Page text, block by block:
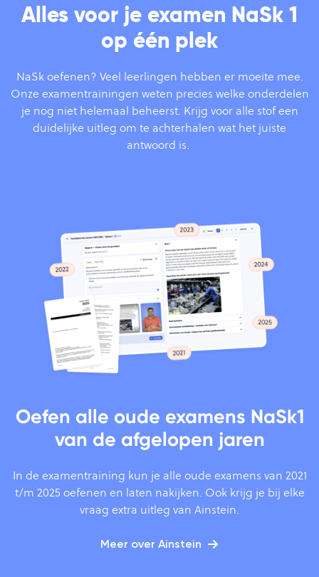
Alles voor je examen NaSk 1
op één plek
NaSk oefenen? Veel leerlingen hebben er moeite mee.
Onze examentrainingen weten precies welke onderdelen
je nog niet helemaal beheerst. Krijg voor alle stof een
duidelijke uitleg om te achterhalen wat het juiste
antwoord is.
Oefen alle oude examens NaSk1
van de afgelopen jaren
In de examentraining kun je alle oude examens van 2021
t/m 2025 oefenen en laten nakijken. Ook krijg je bij elke
vraag extra uitleg van Ainstein.
Meer over Ainstein